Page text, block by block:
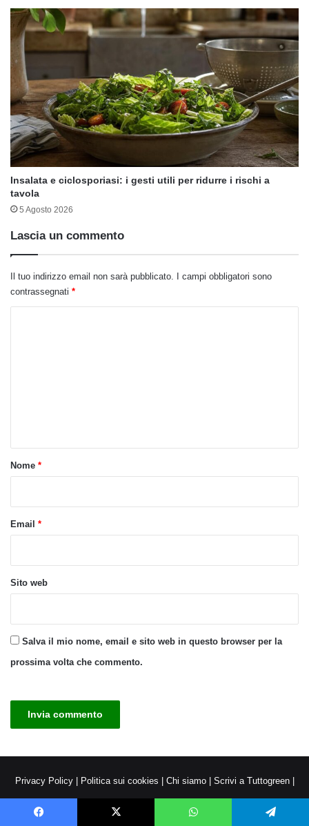
Insalata e ciclosporiasi: i gesti utili per ridurre i rischi a
tavola
5 Agosto 2026
Lascia un commento
Il tuo indirizzo email non sarà pubblicato. I campi obbligatori sono
contrassegnati *
o
Nome *
Email *
Sito web
Salva il mio nome, email e sito web in questo browser per la
prossima volta che commento.
Privacy Policy| Politica sui cookies | Chi siamo| Scrivi a Tuttogreen|